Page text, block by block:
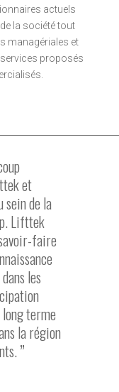
actuels
la société tout
managériales et
proposés
et
sein de la
Lifttek
faire
les
terme
la région